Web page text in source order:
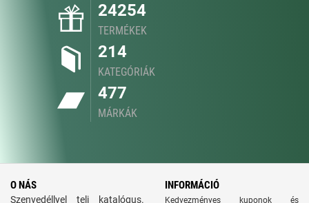
24254
TERMÉKEK
214
KATEGÓRIÁK
477
MÁRKÁK
O NÁS
Szenvedéllyel teli katalógus.
INFORMÁCIÓ
Kedvezményes kuponok és